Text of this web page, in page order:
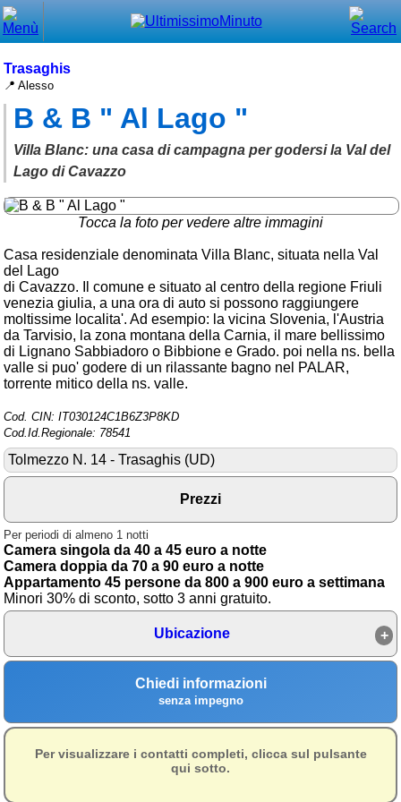
Trasaghis
📍 Alesso
B & B " Al Lago "
Villa Blanc: una casa di campagna per godersi la Val del
Lago di Cavazzo
Tocca la foto per vedere altre immagini
Casa residenziale denominata Villa Blanc, situata nella Val
del Lago
di Cavazzo. Il comune e situato al centro della regione Friuli
venezia giulia, a una ora di auto si possono raggiungere
moltissime localita'. Ad esempio: la vicina Slovenia, l'Austria
da Tarvisio, la zona montana della Carnia, il mare bellissimo
di Lignano Sabbiadoro o Bibbione e Grado. poi nella ns. bella
valle si puo' godere di un rilassante bagno nel PALAR,
torrente mitico della ns. valle.
Cod. CIN: IT030124C1B6Z3P8KD
Cod.Id.Regionale: 78541
Tolmezzo N. 14 - Trasaghis (UD)
Prezzi
Per periodi di almeno 1 notti
Camera singola da 40 a 45 euro a notte
Camera doppia da 70 a 90 euro a notte
Appartamento 45 persone da 800 a 900 euro a settimana
Minori 30% di sconto, sotto 3 anni gratuito.
Ubicazione
Chiedi informazioni
senza impegno
Per visualizzare i contatti completi, clicca sul pulsante
qui sotto.
Menù principale
⌂ Home
🕐 Last Minute
🕐 First Minute
🔍 Cerca
➕ Inserisci annuncio
Ottenere il CIN
Blog
Eventi e cose da vedere
Area riservata
Chi siamo
Eventi e cose da vedere
➕ Segnala evento
Area riservata
Ambienti
🗻 Montagna
Laghi